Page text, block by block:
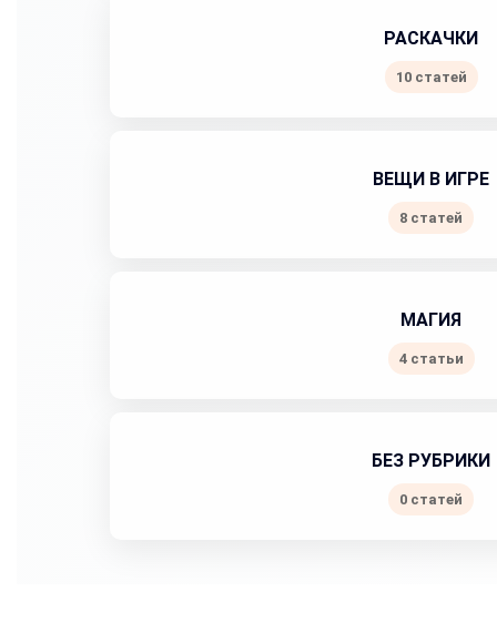
РАСКАЧКИ
10 статей
ВЕЩИ В ИГРЕ
8 статей
МАГИЯ
4 статьи
БЕЗ РУБРИКИ
0 статей